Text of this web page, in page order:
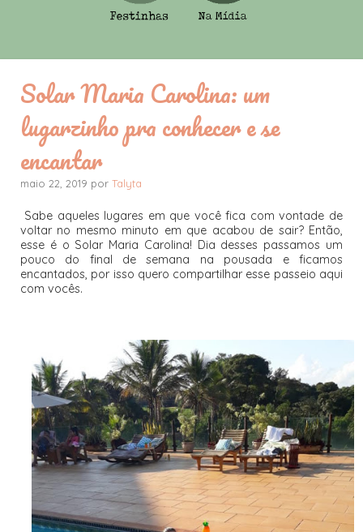
Solar Maria Carolina: um
lugarzinho pra conhecer e se
encantar
maio 22, 2019 por Talyta
Sabe aqueles lugares em que você fica com vontade de
voltar no mesmo minuto em que acabou de sair? Então,
esse é o Solar Maria Carolina! Dia desses passamos um
pouco do final de semana na pousada e ficamos
encantados, por isso quero compartilhar esse passeio aqui
com vocês.